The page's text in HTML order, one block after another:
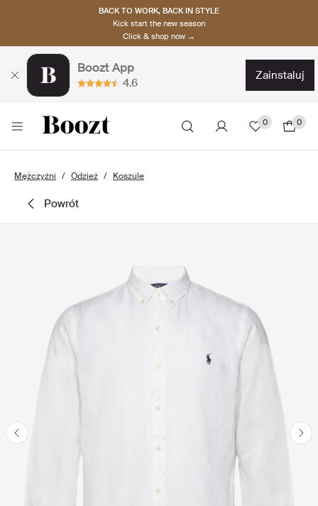
BACK TO WORK, BACK IN STYLE
Kick start the new season
Click & shop now →
Boozt App
4.6
zainstaluj
0 0
Mężczyźni Odzież Koszule
powrót